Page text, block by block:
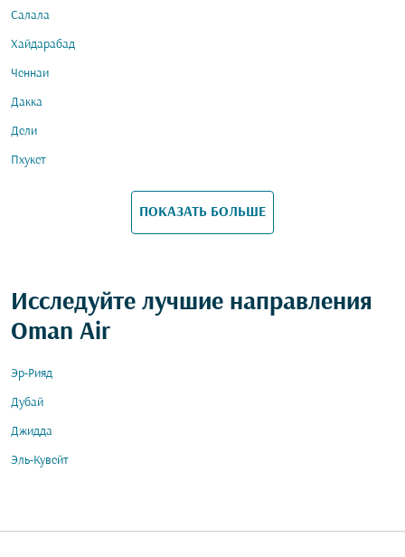
Салала
Хайдарабад
Ченнаи
Дакка
Дели
Пхукет
ПОКАЗАТЬ БОЛЬШЕ
Исследуйте лучшие направления
Oman Air
Эр-Рияд
Дубай
Джидда
Эль-Кувейт